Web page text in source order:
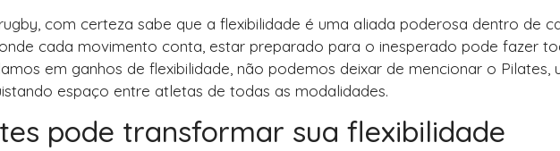
com certeza sabe que a flexibilidade é uma aliada poderosa dentro de
cada movimento conta, estar preparado para o inesperado pode fazer
em ganhos de flexibilidade, não podemos deixar de mencionar o Pilates,
espaço entre atletas de todas as modalidades.
pode transformar sua flexibilidade